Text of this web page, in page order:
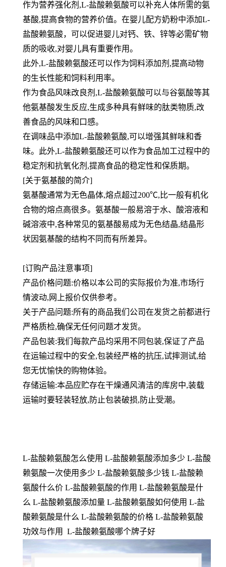
作为营养强化剂,L-盐酸赖氨酸可以补充人体所需的氨
基酸,提高食物的营养价值。在婴儿配方奶粉中添加L-
盐酸赖氨酸，可以促进婴儿对钙、铁、锌等必需矿物
质的吸收,对婴儿具有重要作用。
此外,L-盐酸赖氨酸还可以作为饲料添加剂,提高动物
的生长性能和饲料利用率。
作为食品风味改良剂,L-盐酸赖氨酸可以与谷氨酸等其
他氨基酸发生反应,生成多种具有鲜味的肽类物质,改
善食品的风味和口感。
在调味品中添加L-盐酸赖氨酸,可以增强其鲜味和香
味。此外,L-盐酸赖氨酸还可以作为食品加工过程中的
稳定剂和抗氧化剂,提高食品的稳定性和保质期。
[关于氨基酸的简介]
氨基酸通常为无色晶体,熔点超过200℃,比一般有机化
合物的熔点高很多。氨基酸一般易溶于水、酸溶液和
碱溶液中,各种常见的氨基酸易成为无色结晶,结晶形
状因氨基酸的结构不同而有所差异。
[订购产品注意事项]
产品价格问题:价格以本公司的实际报价为准,市场行
情波动,网上报价仅供参考。
关于产品问题:所有的商品我们公司在发货之前都进行
严格质检,确保无任何问题才发货。
产品包装:我们每款产品均采用不同包装,保证了产品
在运输过程中的安全,包装经严格的抗压,试摔测试,给
您无忧愉快的购物体验。
存储运输:本品应贮存在干燥通风清洁的库房中,装载
运输时要轻装轻放,防止包装破损,防止受潮。
L-盐酸赖氨酸怎么使用 L-盐酸赖氨酸添加多少 L-盐酸
赖氨酸一次使用多少 L-盐酸赖氨酸多少钱 L-盐酸赖
氨酸什么价 L-盐酸赖氨酸的作用 L-盐酸赖氨酸是什
么 L-盐酸赖氨酸添加量 L-盐酸赖氨酸如何使用 L-盐
酸赖氨酸是什么 L-盐酸赖氨酸的价格 L-盐酸赖氨酸
功效与作用 L-盐酸赖氨酸哪个牌子好